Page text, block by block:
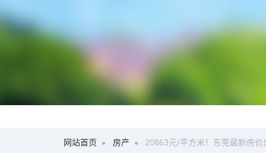
网站首页 房产 20863元/平方米！东莞最新房价